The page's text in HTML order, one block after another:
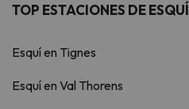
TOP ESTACIONES DE ESQUÍ
Esquí en Tignes
Esquí en Val Thorens